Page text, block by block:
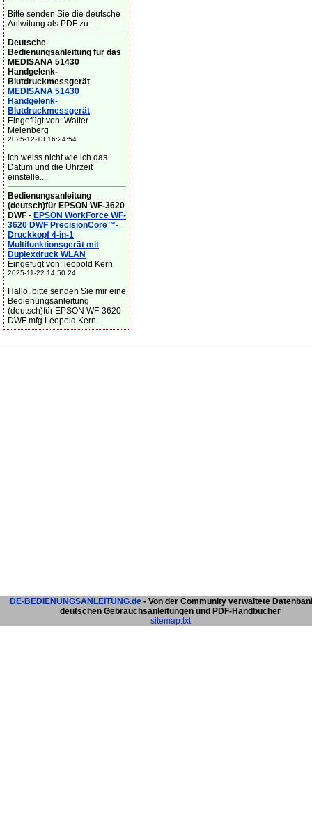
Bitte senden Sie die deutsche
Anlwitung als PDF zu. ...
Deutsche
Bedienungsanleitung für das
MEDISANA 51430
Handgelenk-
Blutdruckmessgerät -
MEDISANA 51430
Handgelenk-
Blutdruckmessgerät
Eingefügt von: Walter
Meienberg
2025-12-13 16:24:54
Ich weiss nicht wie ich das
Datum und die Uhrzeit
einstelle....
Bedienungsanleitung
(deutsch)für EPSON WF-3620
DWF - EPSON WorkForce WF-
3620 DWF PrecisionCore™-
Druckkopf 4-in-1
Multifunktionsgerät mit
Duplexdruck WLAN
Eingefügt von: leopold Kern
2025-11-22 14:50:24
Hallo, bitte senden Sie mir eine
Bedienungsanleitung
(deutsch)für EPSON WF-3620
DWF mfg Leopold Kern...
DE-BEDIENUNGSANLEITUNG.de - Von der Community verwaltete
deutschen Gebrauchsanleitungen und PDF-Handbücher
sitemap.txt